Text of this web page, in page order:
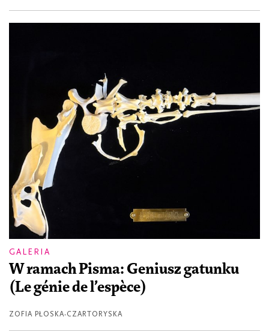
GALERIA
W ramach Pisma: Geniusz gatunku
(Le génie de l’espèce)
ZOFIA PŁOSKA-CZARTORYSKA